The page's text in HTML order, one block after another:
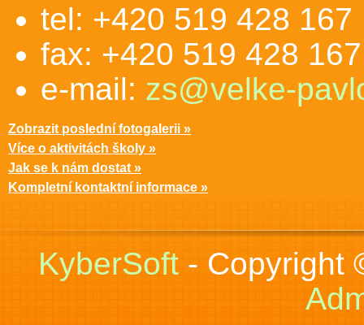
tel: +420 519 428 167
fax: +420 519 428 167
e-mail: zs@velke-
Zobrazit poslední fotogalerii »
Více o aktivitách školy »
Jak se k nám dostat »
Kompletní kontaktní informace »
KyberSoft- Copyright